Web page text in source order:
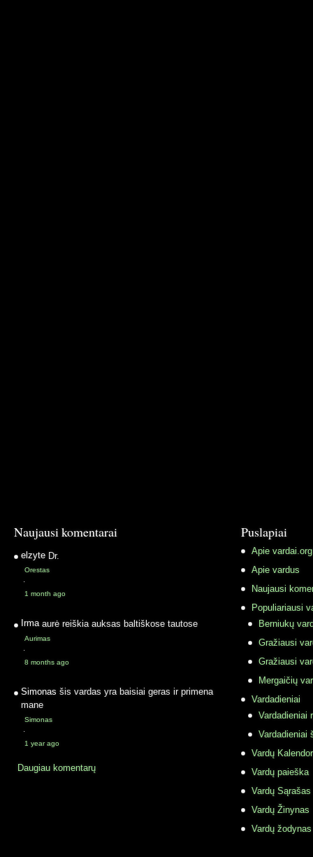
Naujausi komentarai
elzyte Dr.
Orestas
·
1 month ago
Irma aurė reiškia auksas baltiškose tautose
Aurimas
·
8 months ago
Simonas šis vardas yra baisiai geras ir primena
mane
Simonas
·
1 year ago
Daugiau komentarų
Puslapiai
Apie vardai.org
Apie vardus
Naujausi
Populiariausi
Berniukų
Gražiausi
Gražiausi
Mergaičių
Vardadieniai
Vardadieniai
Vardadieniai
Vardų
Vardų paieška
Vardų Sąrašas
Vardų Žinynas
Vardų